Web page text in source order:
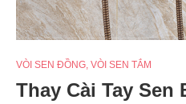
VÒI SEN ĐỒNG, VÒI SEN TẮM
Thay Cài Tay Sen